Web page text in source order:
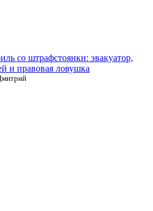
со штрафстоянки: эвакуатор,
и правовая ловушка